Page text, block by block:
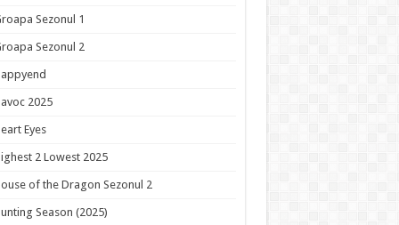
Sezonul 1
Sezonul 2
2025
Eyes
2 Lowest 2025
of the Dragon Sezonul 2
Season (2025)